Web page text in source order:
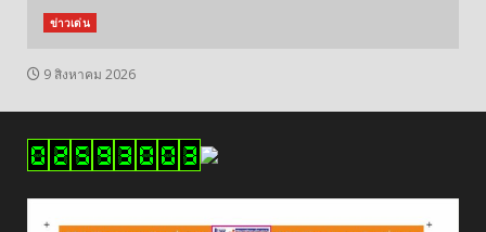
ข่าวเด่น
9 สิงหาคม 2026